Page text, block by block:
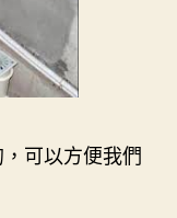
可以方便我們